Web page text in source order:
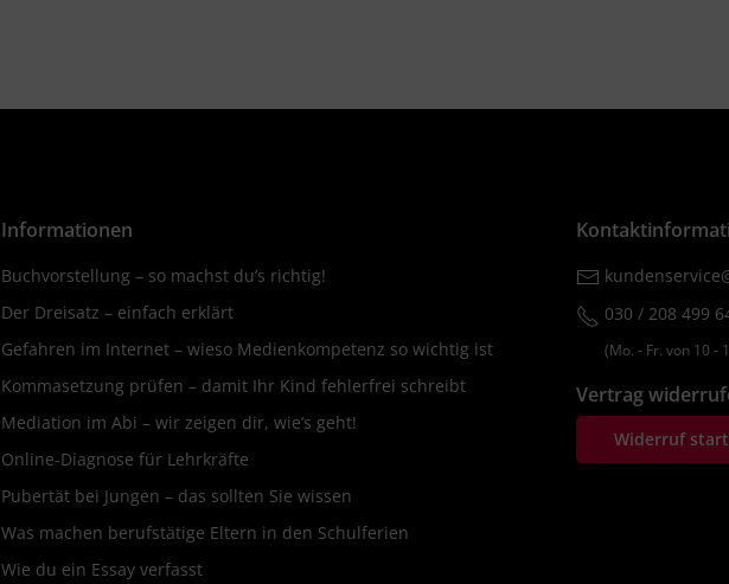
Informationen
Buchvorstellung – so machst du’s richtig!
Der Dreisatz – einfach erklärt
Gefahren im Internet – wieso Medienkompetenz so wichtig ist
Kommasetzung prüfen – damit Ihr Kind fehlerfrei schreibt
Mediation im Abi – wir zeigen dir, wie’s geht!
Online-Diagnose für Lehrkräfte
Pubertät bei Jungen – das sollten Sie wissen
Was machen berufstätige Eltern in den Schulferien
Wie du ein Essay verfasst
030 / 208 499
(Mo. ‐ Fr. von 10 ‐
Vertrag
Widerruf